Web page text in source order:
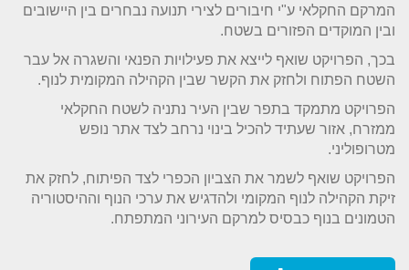
המרקם החקלאי ע"י חיבורים לצירי תנועה נבחרים בין היישובים
ובין המוקדים הפזורים בשטח.
בכך, הפרויקט שואף לייצא את פעילויות הפנאי והשגרה אל עבר
השטח הפתוח ולחזק את הקשר שבין הקהילה המקומית לנוף.
הפרויקט מתמקד בתפר שבין העיר נתניה לשטח החקלאי
ממזרח, אזור שעתיד להכיל בינוי נרחב לצד אתר נופש
מטרופוליני.
הפרויקט שואף לשמר את הצביון הכפרי לצד הפיתוח, לחזק את
זיקת הקהילה לנוף המקומי ולהדגיש את ערכי הנוף וההיסטוריה
הטמונים בנוף כבסיס למרקם העירוני המתפתח.